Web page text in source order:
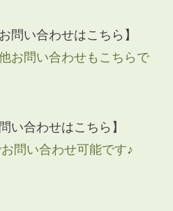
問い合わせはこちら】
お問い合わせもこちらで
い合わせはこちら】
問い合わせ可能です♪